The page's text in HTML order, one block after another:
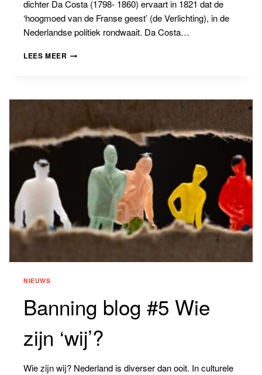
dichter Da Costa (1798- 1860) ervaart in 1821 dat de
‘hoogmoed van de Franse geest’ (de Verlichting), in de
Nederlandse politiek rondwaait. Da Costa…
LEES MEER BANNINGBLOG
NIEUWS
Banning blog #5 Wie
zijn ‘wij’?
Wie zijn wij? Nederland is diverser dan ooit. In culturele